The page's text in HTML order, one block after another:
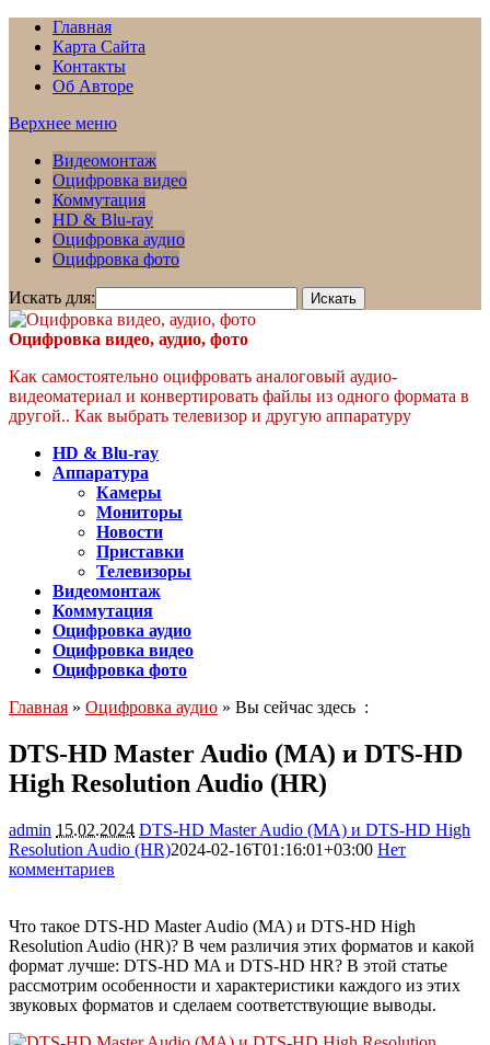
Главная
Карта Сайта
Контакты
Об Авторе
Верхнее меню
Видеомонтаж
Оцифровка видео
Коммутация
HD & Blu-ray
Оцифровка аудио
Оцифровка фото
Искать для:
Оцифровка видео, аудио, фото
Как самостоятельно оцифровать аналоговый аудио-
видеоматериал и конвертировать файлы из одного формата в
другой.. Как выбрать телевизор и другую аппаратуру
HD & Blu-ray
Аппаратура
Камеры
Мониторы
Новости
Приставки
Телевизоры
Видеомонтаж
Коммутация
Оцифровка аудио
Оцифровка видео
Оцифровка фото
Главная » Оцифровка аудио » Вы сейчас здесь :
DTS-HD Master Audio (MA) и DTS-HD
High Resolution Audio (HR)
admin 15.02.2024 DTS-HD Master Audio (MA) и DTS-HD High
Resolution Audio (HR)2024-02-16T01:16:01+03:00 Нет
комментариев
Что такое DTS-HD Master Audio (MA) и DTS-HD High
Resolution Audio (HR)? В чем различия этих форматов и какой
формат лучше: DTS-HD MA и DTS-HD HR? В этой статье
рассмотрим особенности и характеристики каждого из этих
звуковых форматов и сделаем соответствующие выводы.